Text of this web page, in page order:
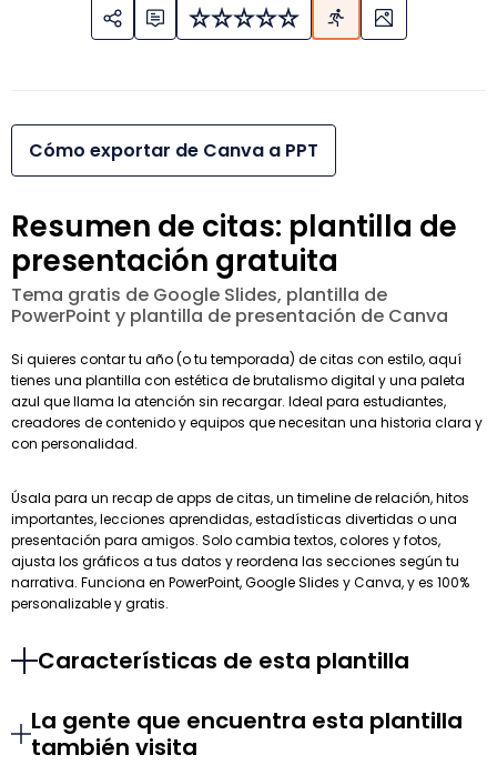
Cómo exportar de Canva a PPT
Resumen de citas: plantilla de
presentación gratuita
Tema gratis de Google Slides, plantilla de
PowerPoint y plantilla de presentación de Canva
Si quieres contar tu año (o tu temporada) de citas con estilo, aquí
tienes una plantilla con estética de brutalismo digital y una paleta
azul que llama la atención sin recargar. Ideal para estudiantes,
creadores de contenido y equipos que necesitan una historia clara y
con personalidad.
Úsala para un recap de apps de citas, un timeline de relación, hitos
importantes, lecciones aprendidas, estadísticas divertidas o una
presentación para amigos. Solo cambia textos, colores y fotos,
ajusta los gráficos a tus datos y reordena las secciones según tu
narrativa. Funciona en PowerPoint, Google Slides y Canva, y es 100%
personalizable y gratis.
Características de esta plantilla
La gente que encuentra esta plantilla
también visita